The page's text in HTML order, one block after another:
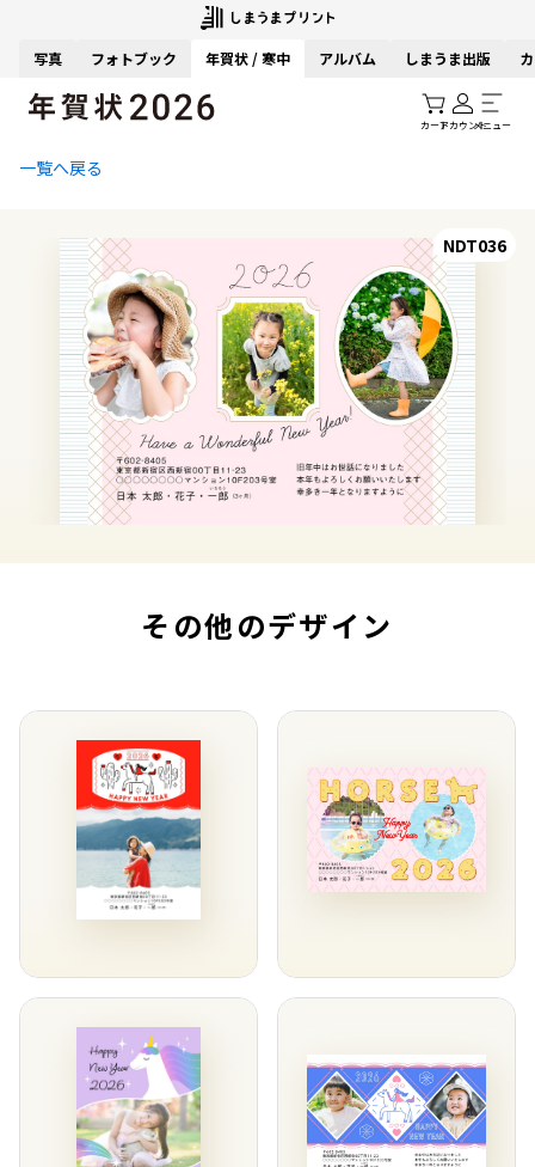
写真 フォトブック 年賀状 / 寒中 アルバム しまうま出版
カートアカウントメニュー
一覧へ戻る
NDT036
その他のデザイン